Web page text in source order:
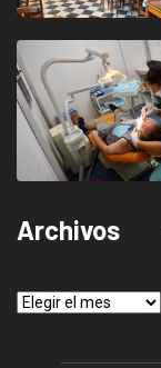
Archivos
Archivos